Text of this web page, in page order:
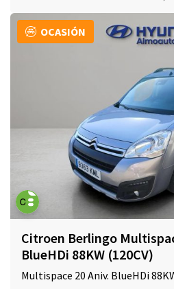
OCASIÓN
Citroen Berlingo
BlueHDi 88KW (120CV)
Multispace 20 Aniv. BlueHDi